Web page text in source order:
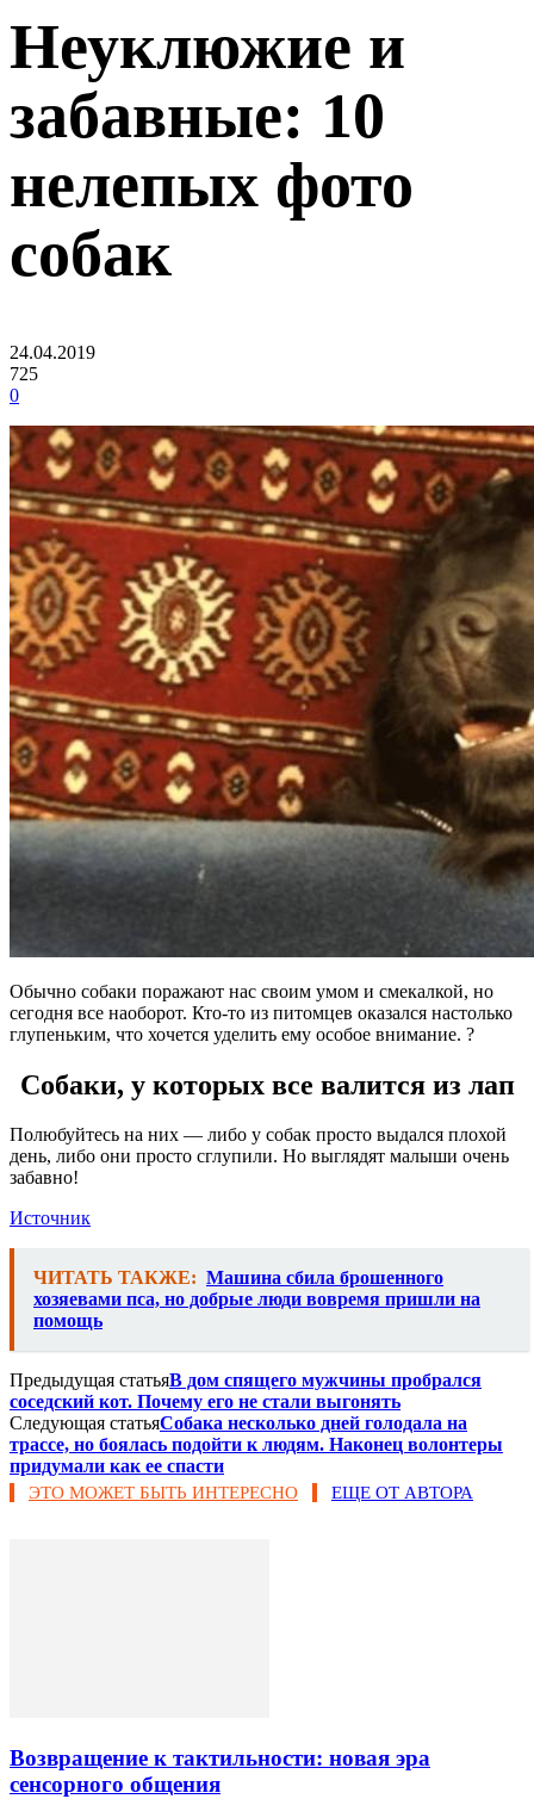
Неуклюжие и
забавные: 10
нелепых фото
собак
24.04.2019
725
0
Обычно собаки поражают нас своим умом и смекалкой, но
сегодня все наоборот. Кто-то из питомцев оказался настолько
глупеньким, что хочется уделить ему особое внимание. ?
Собаки, у которых все валится из лап
Полюбуйтесь на них — либо у собак просто выдался плохой
день, либо они просто сглупили. Но выглядят малыши очень
забавно!
Источник
ЧИТАТЬ ТАКЖЕ: Машина сбила брошенного
хозяевами пса, но добрые люди вовремя пришли на
помощь
Предыдущая статьяВ дом спящего мужчины пробрался
соседский кот. Почему его не стали выгонять
Следующая статьяСобака несколько дней голодала на
трассе, но боялась подойти к людям. Наконец волонтеры
придумали как ее спасти
ЭТО МОЖЕТ БЫТЬ ИНТЕРЕСНО ЕЩЕ ОТ АВТОРА
Возвращение к тактильности: новая эра
сенсорного общения